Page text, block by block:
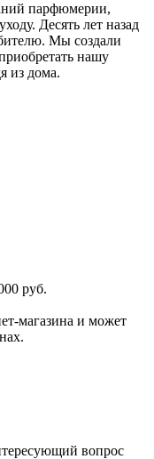
парфюмерии,
Десять лет назад
Мы создали
нашу
из дома.
руб.
магазина и может
вопрос